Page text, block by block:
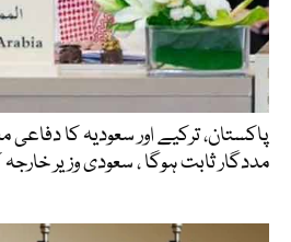
پاکستان، ترکیے اور سعودیہ کا دفاعی
مددگار ثابت ہوگا ، سعودی وزیر خارجہ